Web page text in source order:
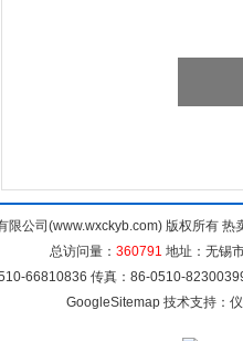
限公司(www.wxckyb.com) 版权所有
总访问量： 360791 地址：无锡
66810836 传真：86-0510-
GoogleSitemap技术支持：